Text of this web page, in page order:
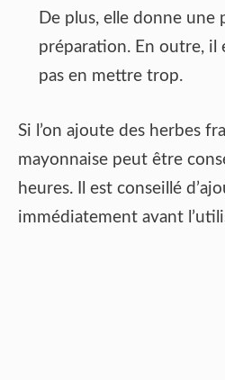
De plus, elle donne une
préparation. En outre, il
pas en mettre trop.
Si l’on ajoute des herbes
mayonnaise peut être
heures. Il est conseillé
immédiatement avant